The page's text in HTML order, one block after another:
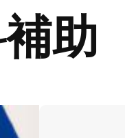
助